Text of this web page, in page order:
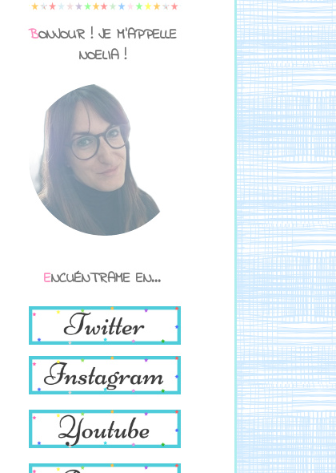
BONJOUR ! JE M'APPELLE
NOELIA !
ENCUÉNTRAME EN...